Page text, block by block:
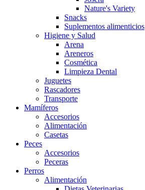
Nature's Variety
Snacks
Suplementos alimenticios
Higiene y Salud
Arena
Areneros
Cosmética
Limpieza Dental
Juguetes
Rascadores
Transporte
Mamíferos
Accesorios
Alimentación
Casetas
Peces
Accesorios
Peceras
Perros
Alimentación